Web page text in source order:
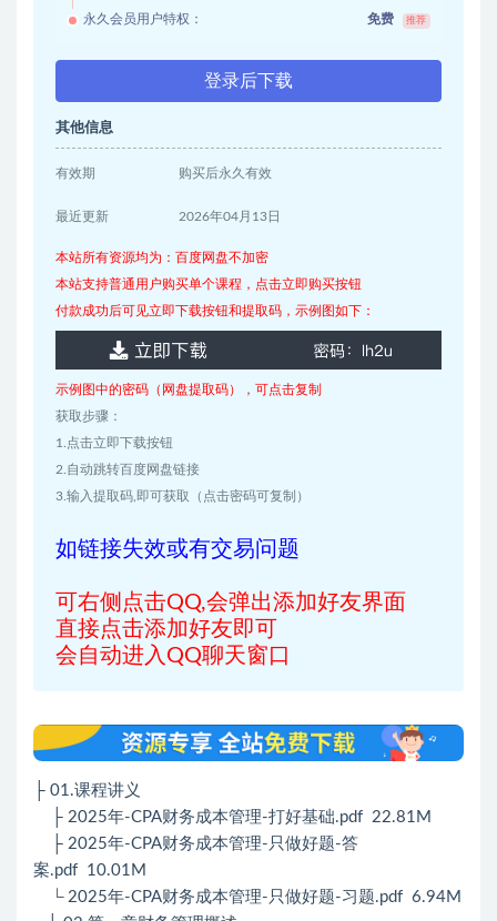
永久会员用户特权： 免费 推荐
登录后下载
其他信息
有效期 购买后永久有效
最近更新 2026年04月13日
本站所有资源均为：百度网盘不加密
本站支持普通用户购买单个课程，点击立即购买按钮
付款成功后可见立即下载按钮和提取码，示例图如下：
示例图中的密码（网盘提取码），可点击复制
获取步骤：
1.点击立即下载按钮
2.自动跳转百度网盘链接
3.输入提取码,即可获取（点击密码可复制）
如链接失效或有交易问题
可右侧点击QQ,会弹出添加好友界面
直接点击添加好友即可
会自动进入QQ聊天窗口
├ 01.课程讲义
├ 2025年-CPA财务成本管理-打好基础.pdf 22.81M
├ 2025年-CPA财务成本管理-只做好题-答
案.pdf 10.01M
└ 2025年-CPA财务成本管理-只做好题-习题.pdf 6.94M